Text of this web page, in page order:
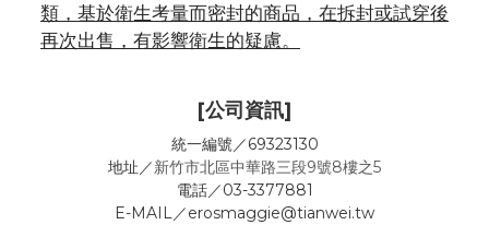
類，基於衛生考量而密封的商品，在拆封或試穿後
再次出售，有影響衛生的疑慮。
[公司資訊]
統一編號／69323130
地址／新竹市北區中華路三段9號8樓之5
電話／03-3377881
E-MAIL／erosmaggie@tianwei.tw